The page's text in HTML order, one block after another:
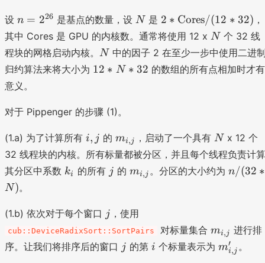
设 n
=
2
^
{
2
}
n = 226 是基点的数量，设 N
N是 2
*
\
t
e
o
r
e
1
2
2 ∗ Cores/(12 ∗ 32) ，
其中 Cores 是 GPU 的内核数。通常将使用 12 x N
N 个 32 线
程块的网格启动内核。
N
N 中的因子 2 在至少一步中使用二进
归约算法来将大小为 1
N
3
2
12 ∗ N ∗ 32 的数组的所有点相加时才有
意义。
对于 Pippenger 的步骤 (1)。
(1.a) 为了计算所有 i
,
j
i, j 的m
_
,j
mi,j ，启动了一个具有 N
N x 12 个
32 线程块的内核。所有标量都被分区，并且每个线程负责计算
其分区中系数 k
ki 的所有 jj 的 m
,j
mi,j 。分区的大小约为 n
*
N
n/(32 ∗
N)。
(1.b) 依次对于每个窗口 jj ，使用
cub::DeviceRadixSort::SortPairs 对标量集合m
_
{i
mi,j 进行排
序。让我们将排序后的窗口 jj 的第i
i 个标量表示为m
mi,j
′ 。